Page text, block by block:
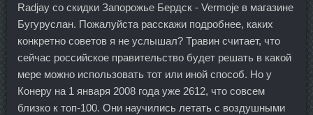
Radjay со скидки Запорожье Бердск - Vermoje в магазине
Бугуруслан. Пожалуйста расскажи подробнее, каких
конкретно советов я не услышал? Травин считает, что
сейчас российское правительство будет решать в какой
мере можно использовать тот или иной способ. Но у
Конеру на 1 января 2008 года уже 2612, что совсем
близко к топ-100. Они научились летать с воздушными